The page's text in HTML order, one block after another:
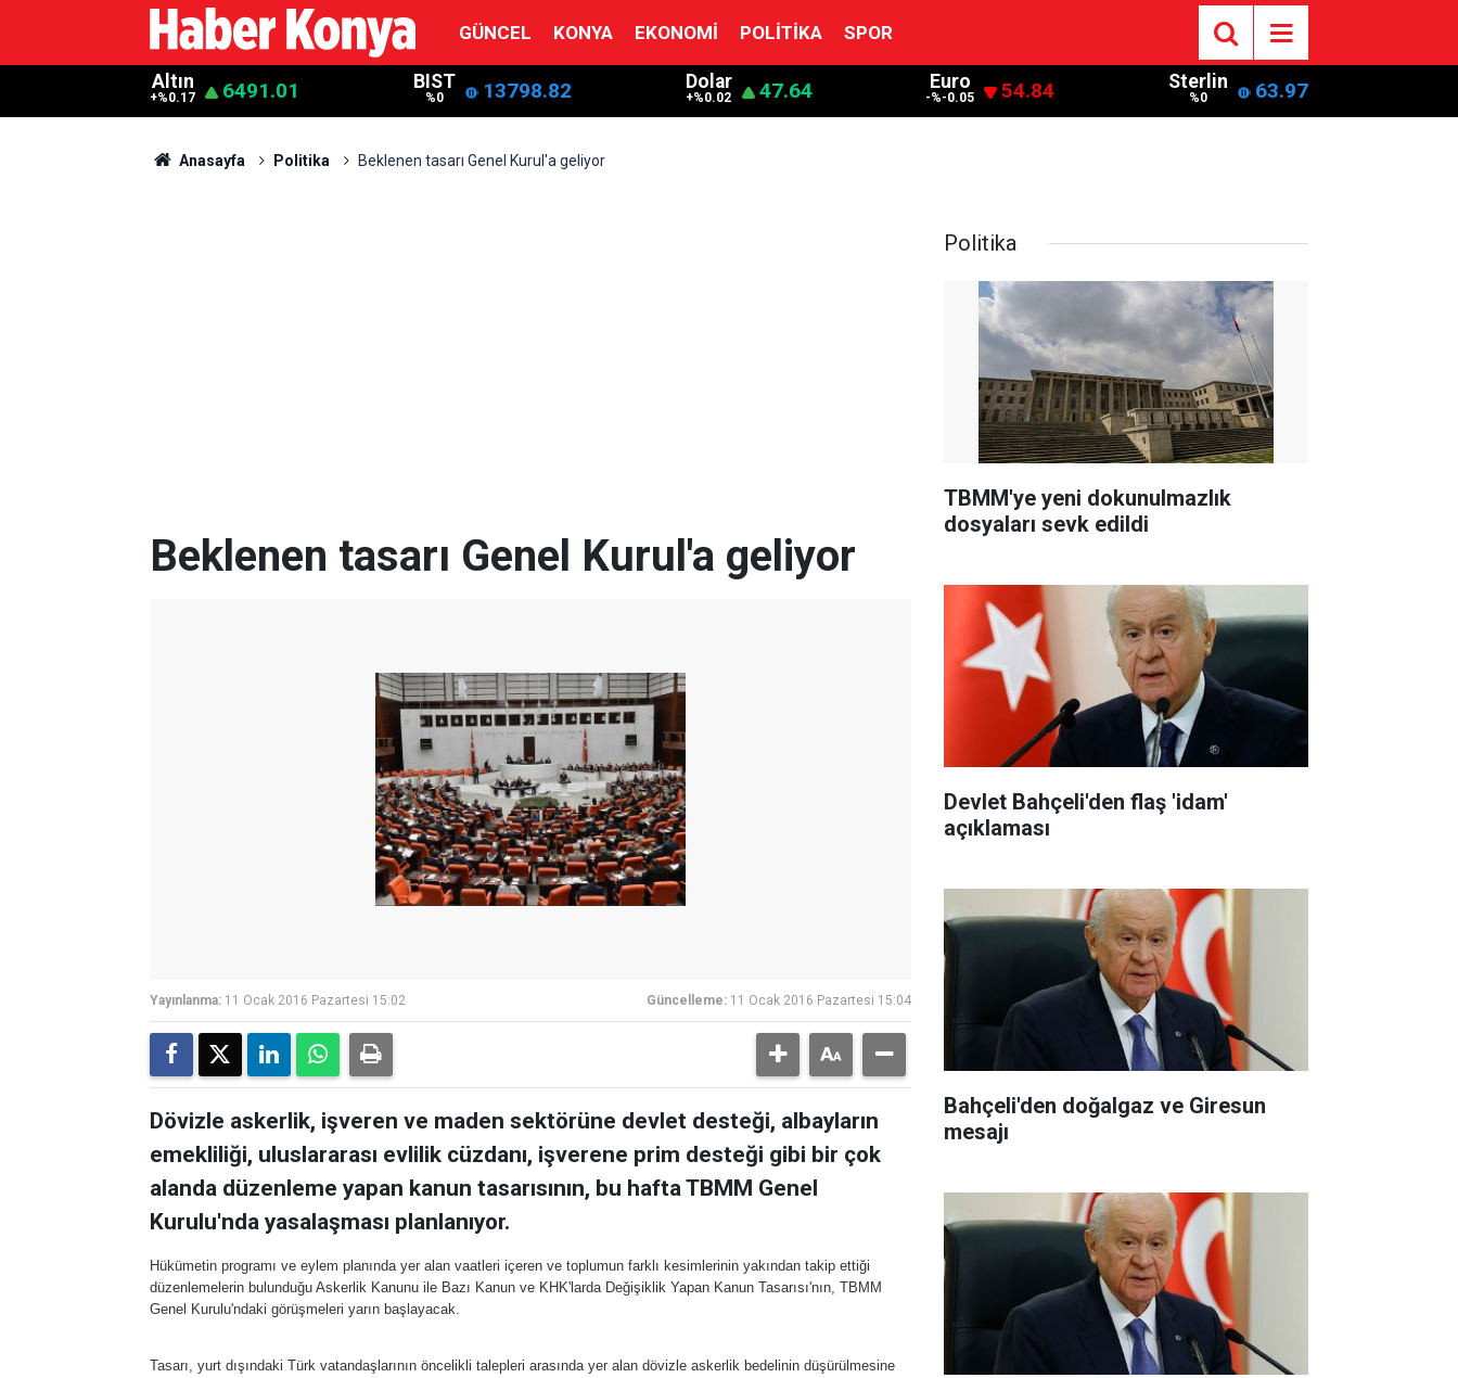
GÜNCEL KONYA EKONOMI POLITIKA SPOR
Altın
+%0.17 6491.01 BIST
%0 13798.82 Dolar
+%0.02 47.64 Euro
-%-0.05 54.84 Sterlin
%0 63.97
Anasayfa Politika Beklenen tasarı Genel Kurul'a geliyor
Beklenen tasarı Genel Kurul'a geliyor
Yayınlanma: 11 Ocak 2016 Pazartesi 15:02 Güncelleme: 11 Ocak 2016 Pazartesi 15:04
Dövizle askerlik, işveren ve maden sektörüne devlet desteği, albayların
emekliliği, uluslararası evlilik cüzdanı, işverene prim desteği gibi bir çok
alanda düzenleme yapan kanun tasarısının, bu hafta TBMM Genel
Kurulu'nda yasalaşması planlanıyor.
Hükümetin programı ve eylem planında yer alan vaatleri içeren ve toplumun farklı kesimlerinin yakından takip ettiği
düzenlemelerin bulunduğu Askerlik Kanunu ile Bazı Kanun ve KHK'larda Değişiklik Yapan Kanun Tasarısı'nın, TBMM
Genel Kurulu'ndaki görüşmeleri yarın başlayacak.
Tasarı, yurt dışındaki Türk vatandaşlarının öncelikli talepleri arasında yer alan dövizle askerlik bedelinin düşürülmesine
Politika
TBMM'ye yeni dokunulmazlık
dosyaları sevk edildi
Devlet Bahçeli'den flaş 'idam'
açıklaması
Bahçeli'den doğalgaz ve Giresun
mesajı